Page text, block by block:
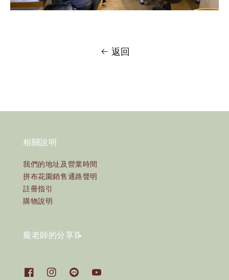
返回
相關說明
我們的地址及營業時間
拼布花園銷售通路聲明
註冊指引
購物說明
龐老師的分享📝